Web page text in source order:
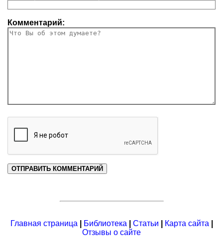
Комментарий:
Главная страница Библиотека Статьи Карта сайта
Отзывы о сайте